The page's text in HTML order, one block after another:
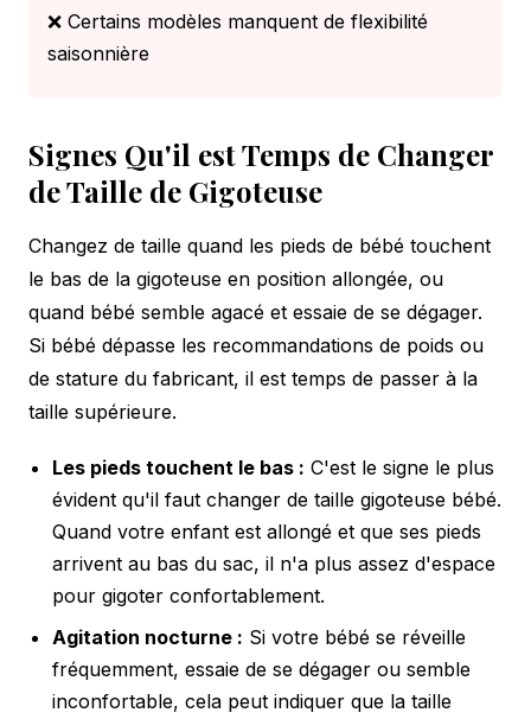
❌ Certains modèles manquent de flexibilité
saisonnière
Signes Qu'il est Temps de Changer
de Taille de Gigoteuse
Changez de taille quand les pieds de bébé touchent
le bas de la gigoteuse en position allongée, ou
quand bébé semble agacé et essaie de se dégager.
Si bébé dépasse les recommandations de poids ou
de stature du fabricant, il est temps de passer à la
taille supérieure.
Les pieds touchent le bas : C'est le signe le plus
évident qu'il faut changer de taille gigoteuse bébé.
Quand votre enfant est allongé et que ses pieds
arrivent au bas du sac, il n'a plus assez d'espace
pour gigoter confortablement.
Agitation nocturne : Si votre bébé se réveille
fréquemment, essaie de se dégager ou semble
inconfortable, cela peut indiquer que la taille